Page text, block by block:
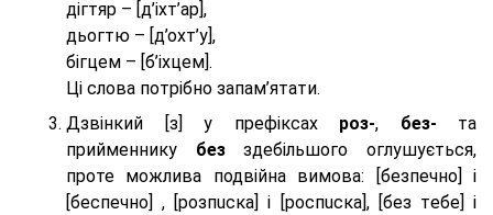
дігтяр – [д’іхт’ар],
дьогтю – [д’охт’у],
бігцем – [б’іхцем].
Ці слова потрібно запам’ятати.
Дзвінкий [з] у префіксах роз-, без- та
прийменнику безздебільшого оглушується,
проте можлива подвійна вимова: [безпeчно] і
[беспeчно] , [розпuска] і [роспuска], [без тeбе] і